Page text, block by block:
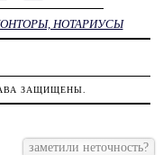
НОТАРИУСЫ
ЗАЩИЩЕНЫ.
заметили неточность?